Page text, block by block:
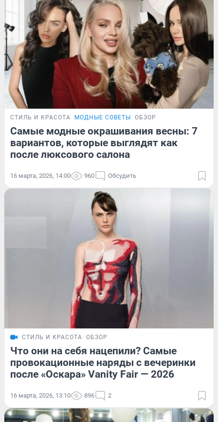
СТИЛЬ И КРАСОТА МОДНЫЕ СОВЕТЫ ОБЗОР
Самые модные окрашивания весны: 7
вариантов, которые выглядят как
после люксового салона
16 марта, 2026, 14:00 960 Обсудить
СТИЛЬ И КРАСОТА ОБЗОР
Что они на себя нацепили? Самые
провокационные наряды с вечеринки
после «Оскара» Vanity Fair — 2026
16 марта, 2026, 13:10 896 2